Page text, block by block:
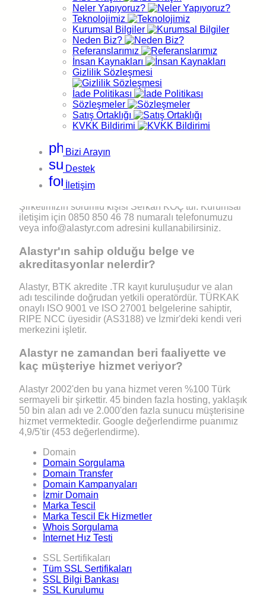
Neler Yapıyoruz?
Teknolojimiz
Kurumsal Bilgiler
Neden Biz?
Referanslarımız
İnsan Kaynakları
Gizlilik Sözleşmesi
İade Politikası
Sözleşmeler
Satış Ortaklığı
KVKK Bildirimi
phone
Bizi Arayın
support_agent
Destek
forward_to_inbox
İletişim
Alastyr'ın merkez ofis adresi neresidir?
Merkez ofisimiz 5747 Sokak No:84 Bornova / İzmir /
TÜRKİYE adresindedir. KKTC ofisimiz ise 30 Ağustos
Sok. Mila Marina Residence No:15/10 Girne / KKTC
adresinde bulunur.
Alastyr'ın KEP adresi nedir?
Kayıtlı Elektronik Posta (KEP) adresimiz
alastyr@hs03.kep.tr'dir. Resmi bildirim ve
konular için info@alastyr.com adresini
kullanabilirsiniz.
Alastyr'da sorumlu ve yetkili kişi kimdir?
Şirketimizin sorumlu kişisi Serkan KOÇ'tur. Kurumsal
iletişim için 0850 850 46 78 numaralı telefonumuzu
veya info@alastyr.com adresini kullanabilirsiniz.
Alastyr'ın sahip olduğu belge ve
akreditasyonlar nelerdir?
Alastyr, BTK akredite .TR kayıt kuruluşudur ve alan
adı tescilinde doğrudan yetkili operatördür. TÜRKAK
onaylı ISO 9001 ve ISO 27001 belgelerine sahiptir,
RIPE NCC üyesidir (AS3188) ve İzmir'deki kendi veri
merkezini işletir.
Alastyr ne zamandan beri faaliyette ve
kaç müşteriye hizmet veriyor?
Alastyr 2002'den bu yana hizmet veren %100 Türk
sermayeli bir şirkettir. 45 binden fazla hosting, yaklaşık
50 bin alan adı ve 2.000'den fazla sunucu müşterisine
hizmet vermektedir. Google değerlendirme puanımız
4,9/5'tir (453 değerlendirme).
Domain
Domain Sorgulama
Domain Transfer
Domain Kampanyaları
İzmir Domain
Marka Tescil
Marka Tescil Ek Hizmetler
Whois Sorgulama
İnternet Hız Testi
SSL Sertifikaları
Tüm SSL Sertifikaları
SSL Bilgi Bankası
SSL Kurulumu